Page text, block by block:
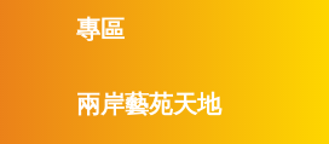
專區
兩岸藝苑天地